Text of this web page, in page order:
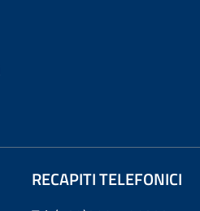
RECAPITI TELEFONICI